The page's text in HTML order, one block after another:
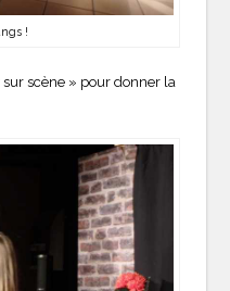
!
scène » pour donner la